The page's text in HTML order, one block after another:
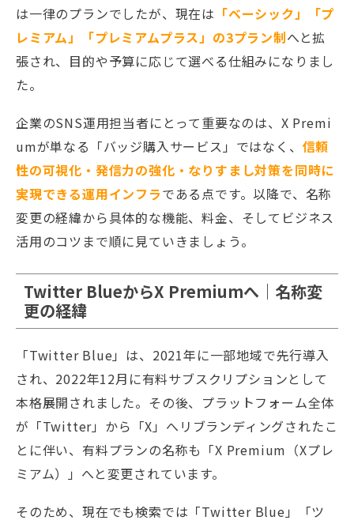
は一律のプランでしたが、現在は 「ベーシック」「プ
レミアム」「プレミアムプラス」の3プラン制へと拡
張され、目的や予算に応じて選べる仕組みになりまし
た。
企業のSNS運用担当者にとって重要なのは、X Premi
umが単なる「バッジ購入サービス」ではなく、 信頼
性の可視化・発信力の強化・なりすまし対策を同時に
実現できる運用インフラである点です。以降で、名称
変更の経緯から具体的な機能、料金、そしてビジネス
活用のコツまで順に見ていきましょう。
Twitter BlueからX Premiumへ｜名称変
更の経緯
「Twitter Blue」は、2021年に一部地域で先行導入
され、2022年12月に有料サブスクリプションとして
本格展開されました。その後、プラットフォーム全体
が「Twitter」から「X」へリブランディングされたこ
とに伴い、有料プランの名称も「X Premium（Xプレ
ミアム）」へと変更されています。
そのため、現在でも検索では「Twitter Blue」「ツ